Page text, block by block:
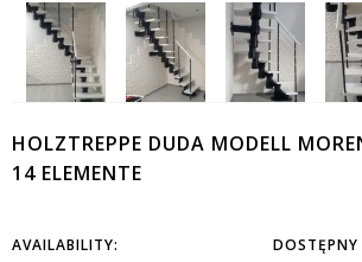
HOLZTREPPE DUDA MODELL
14 ELEMENTE
AVAILABILITY:
DOSTĘPNY